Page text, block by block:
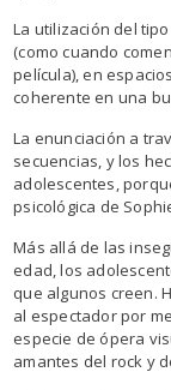
La utilización del
(como cuando
película), en
coherente en una
La enunciación a
secuencias, y los
adolescentes,
psicológica de
Más allá de las
edad, los
que algunos creen.
al espectador por
especie de ópera
amantes del rock y